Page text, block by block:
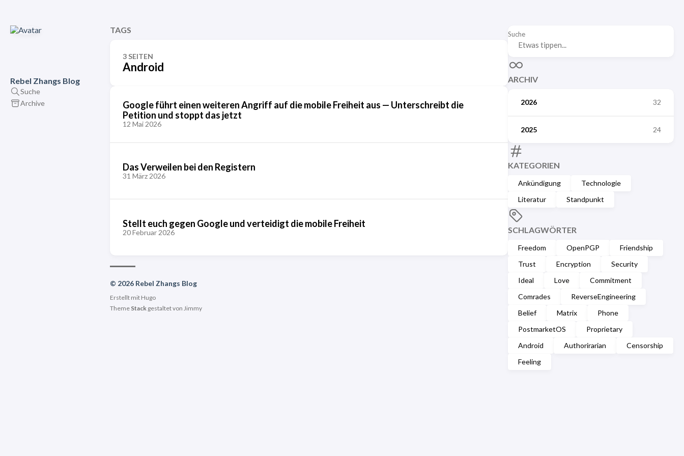
Rebel Zhangs Blog
Suche
Archive
Suche
ARCHIV
2026 32
2025 24
KATEGORIEN
Ankündigung
Technologie
Literatur
Standpunkt
SCHLAGWÖRTER
Freedom OpenPGP
Friendship
Trust
Encryption
Security
Ideal
Love
Commitment
Comrades
ReverseEngineering
Belief
Matrix
Phone
PostmarketOS
Proprietary
Android
Authorirarian
Censorship
Feeling
TAGS
3 SEITEN
Android
Google führt einen weiteren Angriff auf die mobile Freiheit aus — Unterschreibt die
Petition und stoppt das jetzt
12 Mai 2026
Das Verweilen bei den Registern
31 März 2026
Stellt euch gegen Google und verteidigt die mobile Freiheit
20 Februar 2026
© 2026 Rebel Zhangs Blog
Erstellt mit Hugo
Theme Stackgestaltet von Jimmy